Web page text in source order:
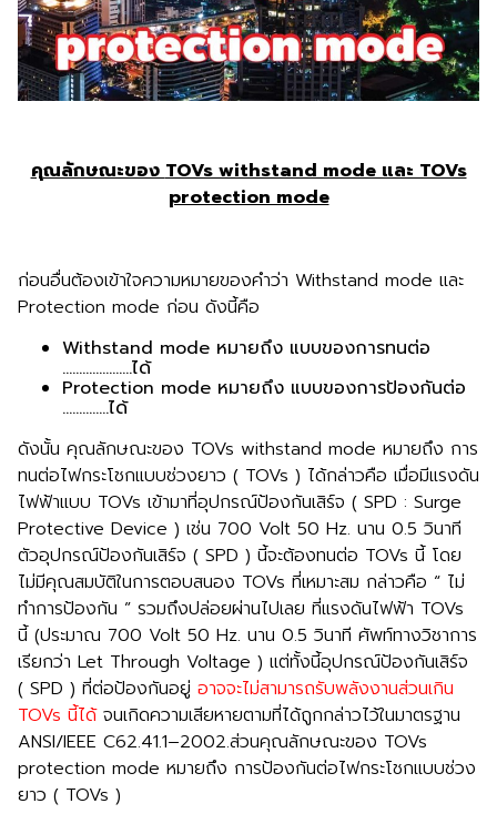
คุณลักษณะของTOVs withstand mode และ TOVs
protection mode
ก่อนอื่นต้องเข้าใจความหมายของคำว่า Withstand mode และ
Protection mode ก่อน ดังนี้คือ
Withstand mode หมายถึง แบบของการทนต่อ
…………………ได้
Protection mode หมายถึง แบบของการป้องกันต่อ
…………..ได้
ดังนั้น คุณลักษณะของ TOVs withstand mode หมายถึง การ
ทนต่อไฟกระโชกแบบช่วงยาว ( TOVs ) ได้กล่าวคือ เมื่อมีแรงดัน
ไฟฟ้าแบบ TOVs เข้ามาที่อุปกรณ์ป้องกันเสิร์จ ( SPD : Surge
Protective Device ) เช่น 700 Volt 50 Hz. นาน 0.5 วินาที
ตัวอุปกรณ์ป้องกันเสิร์จ ( SPD ) นี้จะต้องทนต่อ TOVs นี้ โดย
ไม่มีคุณสมบัติในการตอบสนอง TOVs ที่เหมาะสม กล่าวคือ “ ไม่
ทำการป้องกัน ” รวมถึงปล่อยผ่านไปเลย ที่แรงดันไฟฟ้า TOVs
นี้ (ประมาณ 700 Volt 50 Hz. นาน 0.5 วินาที ศัพท์ทางวิชาการ
เรียกว่า Let Through Voltage ) แต่ทั้งนี้อุปกรณ์ป้องกันเสิร์จ
( SPD ) ที่ต่อป้องกันอยู่ อาจจะไม่สามารถรับพลังงานส่วนเกิน
TOVs นี้ได้จนเกิดความเสียหายตามที่ได้ถูกกล่าวไว้ในมาตรฐาน
ANSI/IEEE C62.41.1–2002.ส่วนคุณลักษณะของ TOVs
protection mode หมายถึง การป้องกันต่อไฟกระโชกแบบช่วง
ยาว ( TOVs )